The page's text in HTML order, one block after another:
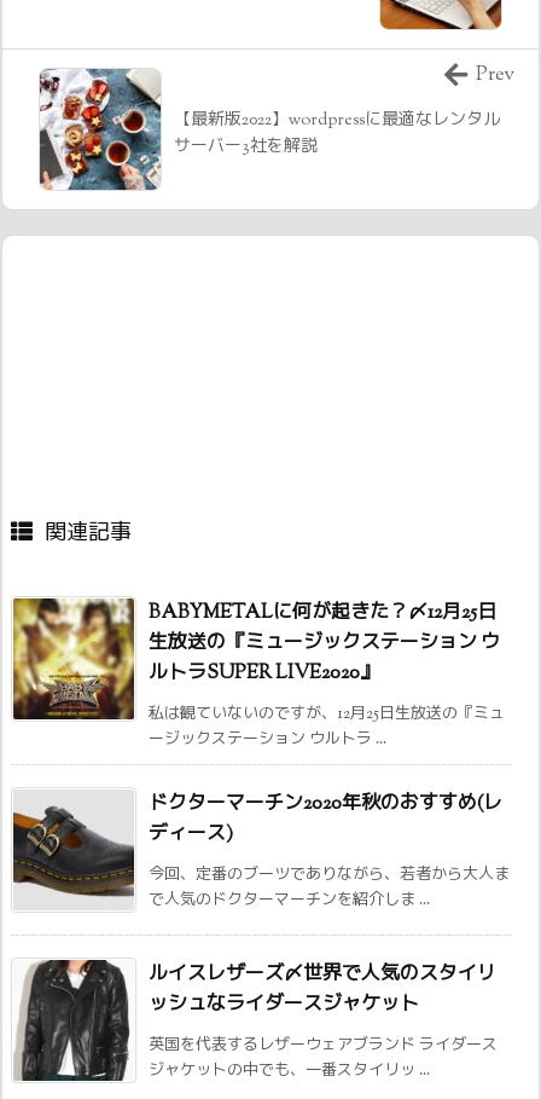
【最新版2022】wordpressに最適なレンタル
サーバー3社を解説
Prev
関連記事
BABYMETALに何が起きた？〆12月25日
生放送の『ミュージックステーション ウ
ルトラSUPER LIVE2020』
私は観ていないのですが、12月25日生放送の『ミュ
ージックステーション ウルトラ ...
ドクターマーチン2020年秋のおすすめ(レ
ディース)
今回、定番のブーツでありながら、若者から大人ま
で人気のドクターマーチンを紹介しま ...
ルイスレザーズ〆世界で人気のスタイリ
ッシュなライダースジャケット
英国を代表するレザーウェアブランド ライダース
ジャケットの中でも、一番スタイリッ ...